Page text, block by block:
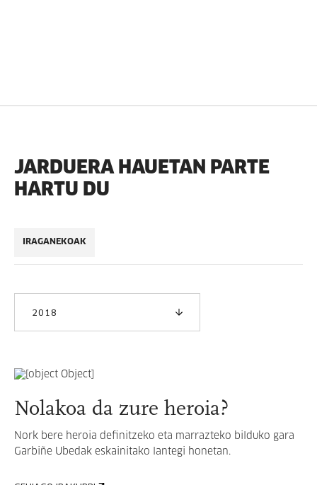
JARDUERA HAUETAN PARTE
HARTU DU
IRAGANEKOAK
2018
Nolakoa da zure heroia?
Nork bere heroia definitzeko eta marrazteko bilduko gara
Garbiñe Ubedak eskainitako lantegi honetan.